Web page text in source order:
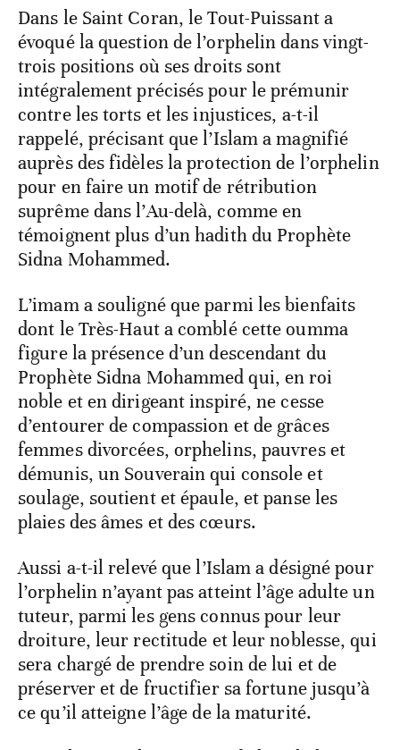
Dans le Saint Coran, le Tout-Puissant a
évoqué la question de l’orphelin dans vingt-
trois positions où ses droits sont
intégralement précisés pour le prémunir
contre les torts et les injustices, a-t-il
rappelé, précisant que l’Islam a magnifié
auprès des fidèles la protection de l’orphelin
pour en faire un motif de rétribution
suprême dans l’Au-delà, comme en
témoignent plus d’un hadith du Prophète
Sidna Mohammed.
L’imam a souligné que parmi les bienfaits
dont le Très-Haut a comblé cette oumma
figure la présence d’un descendant du
Prophète Sidna Mohammed qui, en roi
noble et en dirigeant inspiré, ne cesse
d’entourer de compassion et de grâces
femmes divorcées, orphelins, pauvres et
démunis, un Souverain qui console et
soulage, soutient et épaule, et panse les
plaies des âmes et des cœurs.
Aussi a-t-il relevé que l’Islam a désigné pour
l’orphelin n’ayant pas atteint l’âge adulte un
tuteur, parmi les gens connus pour leur
droiture, leur rectitude et leur noblesse, qui
sera chargé de prendre soin de lui et de
préserver et de fructifier sa fortune jusqu’à
ce qu’il atteigne l’âge de la maturité.